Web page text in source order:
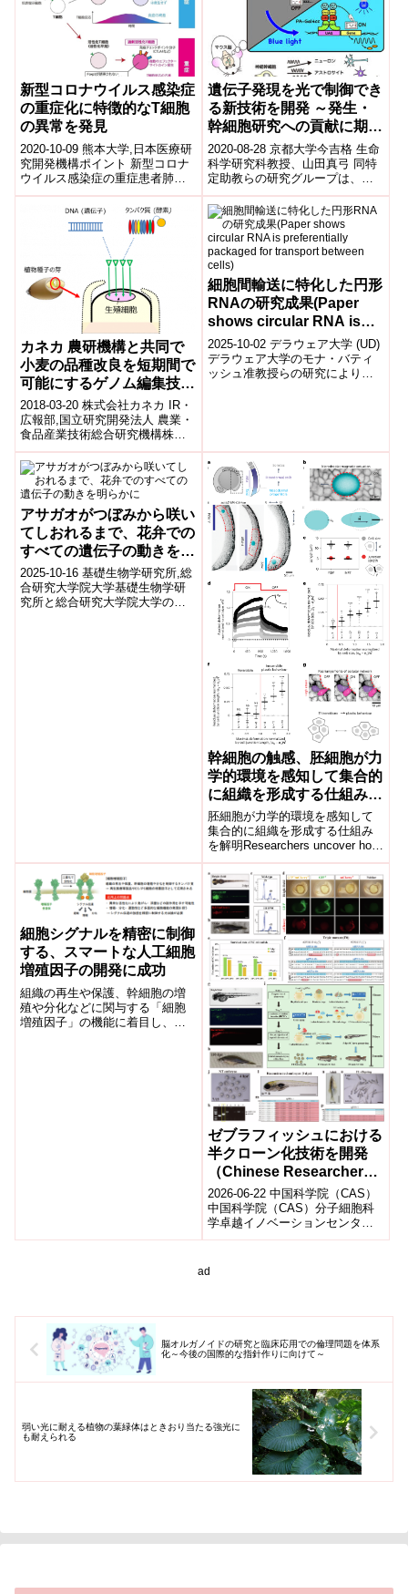
組みを見いだした。
新型コロナウイルス感染症
の重症化に特徴的なT細胞
の異常を発見
2020-10-09 熊本大学,日本医療研
究開発機構ポイント 新型コロナ
ウイルス感染症の重症患者肺組
織のT細胞の遺伝子解析を行い、
重症患者では、T細胞に内在し
遺伝子発現を光で制御でき
る新技術を開発 ～発生・
幹細胞研究への貢献に期待
～
2020-08-28 京都大学今吉格 生命
科学研究科教授、山田真弓 同特
定助教らの研究グループは、哺
乳類細胞において、「青色光」
により遺伝子のスイッチ（遺伝
子発...
カネカ 農研機構と共同で
小麦の品種改良を短期間で
可能にするゲノム編集技術
を開発
2018-03-20 株式会社カネカ IR・
広報部,国立研究開発法人 農業・
食品産業技術総合研究機構株式
会社カネカ(本社:東京都港区、社
長:角倉 護、以下、カネ...
細胞間輸送に特化した円形
RNAの研究成果(Paper
shows circular RNA is
preferentially packaged
for transport between
cells)
2025-10-02 デラウェア大学 (UD)
デラウェア大学のモナ・バティ
ッシュ准教授らの研究により、
アサガオがつぼみから咲い
てしおれるまで、花弁での
すべての遺伝子の動きを明
らかに
2025-10-16 基礎生物学研究所,総
合研究大学院大学基礎生物学研
究所と総合研究大学院大学の共
幹細胞の触感、胚細胞が力
学的環境を感知して集合的
に組織を形成する仕組みを
解明(A Stem Cell’s Sense
of Touch.Researchers
uncover how embryonic
cells sense their
mechanical environment
to collectively form
tissues)
胚細胞が力学的環境を感知して
集合的に組織を形成する仕組み
を解明Researchers uncover how
embryonic cells sense the...
細胞シグナルを精密に制御
する、スマートな人工細胞
増殖因子の開発に成功
組織の再生や保護、幹細胞の増
殖や分化などに関与する「細胞
増殖因子」の機能に着目し、そ
ゼブラフィッシュにおける
半クローン化技術を開発
（Chinese Researchers
Design New Technology
for Semi-cloning in
Zebrafish）
2026-06-22 中国科学院（CAS）
中国科学院（CAS）分子細胞科
学卓越イノベーションセンター
の研究チームは、ゼブラフィッ
（s...
ad
脳オルガノイドの研究と臨床応用での倫理問題を体系
化～今後の国際的な指針作りに向けて～
弱い光に耐える植物の葉緑体はときおり当たる強光に
も耐えられる